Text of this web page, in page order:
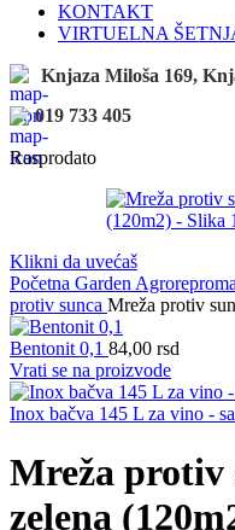
KONTAKT
VIRTUELNA
Knjaza Miloša 169,
019 733 405
Rasprodato
Klikni da uvećaš
Početna Garden
protiv sunca Mreža protiv
Bentonit 0,1 84,00 rsd
Vrati se na proizvode
Inox bačva 145 L za vino -
Mreža protiv
zelena